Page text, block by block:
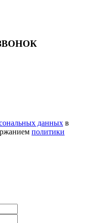
данных в
политики